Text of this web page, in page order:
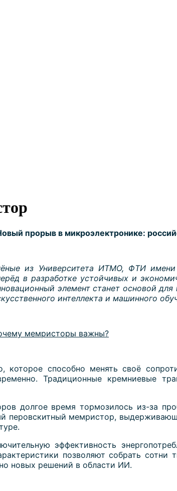
прорыв в микроэлектронике:
из Университета ИТМО, ФТИ
в разработке устойчивых и
элемент станет основой
интеллекта и машинного
мемристоры важны?
способно менять своё
Традиционные кремниевые
долгое время тормозилось из-за
перовскитный мемристор,
эффективность
позволяют собрать
новых решений в области ИИ.